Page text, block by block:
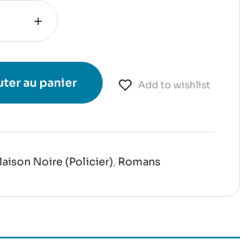
au panier Add to wishlist
Noire (Policier), Romans